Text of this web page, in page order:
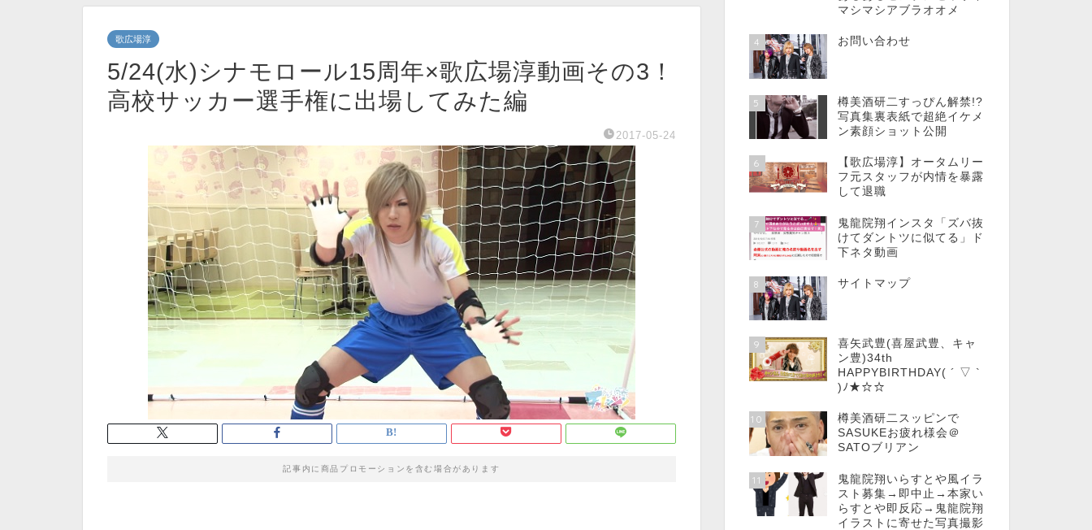
歌広場淳
5/24(水)シナモロール15周年×歌広場淳動画その3！
高校サッカー選手権に出場してみた編
2017-05-24
記事内に商品プロモーションを含む場合があります
マシマシアブラオオメ
4 お問い合わせ
5
樽美酒研二すっぴん解禁!?
写真集裏表紙で超絶イケメ
ン素顔ショット公開
6
【歌広場淳】オータムリー
フ元スタッフが内情を暴露
して退職
7
鬼龍院翔インスタ「ズバ抜
けてダントツに似てる」ド
下ネタ動画
8 サイトマップ
9
喜矢武豊(喜屋武豊、キャ
ン豊)34th
HAPPYBIRTHDAY( ´ ▽ `
)ﾉ★☆☆
10
樽美酒研二スッピンで
SASUKEお疲れ様会＠
SATOブリアン
11
鬼龍院翔いらすとや風イラ
スト募集→即中止→本家い
らすとや即反応→鬼龍院翔
イラストに寄せた写真撮影